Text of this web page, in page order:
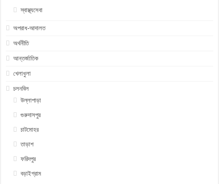
স্বাস্থ্যসেবা
অপরাধ-আদালত
অর্থনীতি
আন্তর্জাতিক
খেলাধুলা
চলনবিল
উল্লাপাড়া
গুরুদাসপুর
চাটমোহর
তাড়াশ
ফরিদপুর
বড়াইগ্রাম